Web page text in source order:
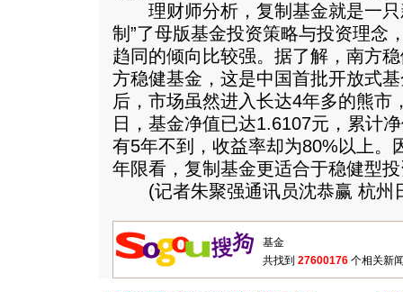
理财师分析，复制基金就是一只
制”了母版基金投资策略与投资理念
趋同的倾向比较强。据了解，南方
方稳健基金，这是中国首批开放式
后，市场虽然进入长达4年多的熊市
日，基金净值已达1.6107元，累计
有5年不到，收益率却为80%以上。
年限看，复制基金更适合于稳健型
(记者朱聚强通讯员沈恭赢 杭州
共找到 27600176 个相关新